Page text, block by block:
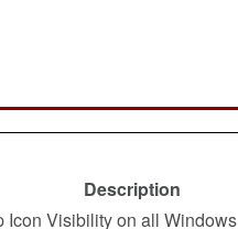
Description
Icon Visibility on all Windows